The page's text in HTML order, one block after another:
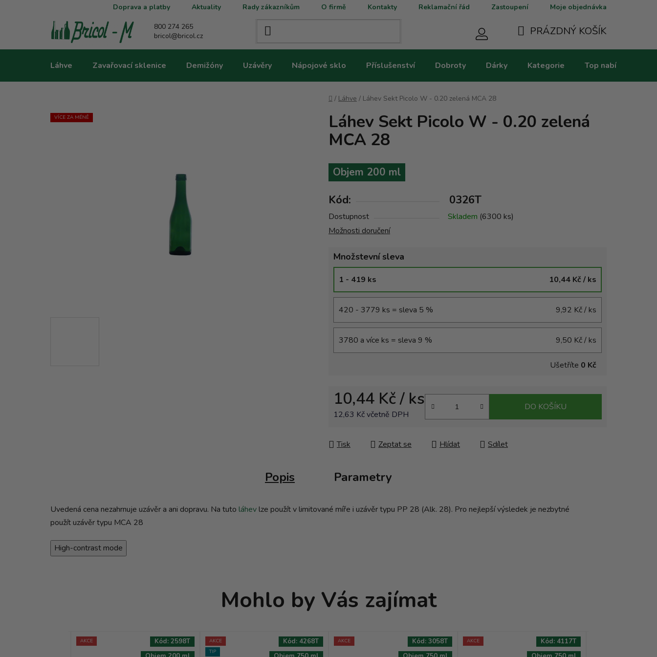
Doprava a platby Aktuality Rady zákazníkům O firmě Kontakty Reklamační řád Zastoupení Moje objednávka
800 274 265
bricol@bricol.cz
KOŠÍK
PRÁZDNÝ KOŠÍK
Láhve Zavařovací sklenice Demižóny Uzávěry Nápojové sklo Příslušenství Dobroty Dárky Kategorie Top nabídky
Domů
/ Láhve / Láhev Sekt Picolo W - 0.20 zelená MCA 28
Láhev Sekt Picolo W - 0.20 zelená
MCA 28
Objem 200 ml
Kód: 0326T
Dostupnost Skladem (6300 ks)
Možnosti doručení
Množstevní sleva
1 - 419 ks 10,44 Kč/ ks
420 - 3779 ks = sleva 5 % 9,92 Kč/ ks
3780 a více ks = sleva 9 % 9,50 Kč/ ks
Ušetříte 0 Kč
10,44 Kč/ ks
12,63 Kč včetně DPH
DO KOŠÍKU
Tisk Zeptat se Hlídat Sdílet
VÍCE ZA MÉNĚ
Popis Parametry
Uvedená cena nezahrnuje uzávěr a ani dopravu. Na tuto láhevlze použít v limitované míře i uzávěr typu PP 28 (Alk. 28). Pro nejlepší výsledek je nezbytné
použít uzávěr typu MCA 28
High-contrast mode
Mohlo by Vás zajímat
AKCE Kód: 2598T
AKCE
TIP
Kód: 4268T AKCE Kód: 3058T AKCE Kód: 4117T